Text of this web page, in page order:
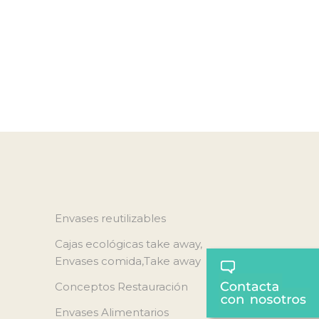
Envases reutilizables
Cajas ecológicas take away,
Envases comida,Take away
Conceptos Restauración
Envases Alimentarios